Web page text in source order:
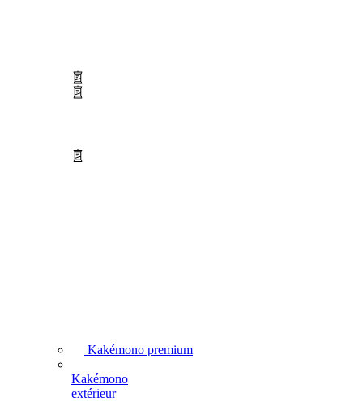
Kakémono
extérieur
Kakémono premium